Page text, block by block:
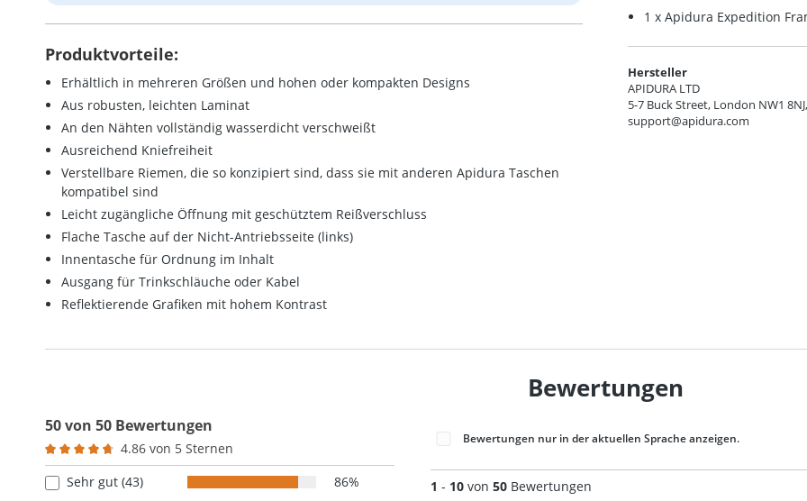
Produktvorteile:
Erhältlich in mehreren Größen und hohen oder kompakten Designs
Aus robusten, leichten Laminat
An den Nähten vollständig wasserdicht verschweißt
Ausreichend Kniefreiheit
Verstellbare Riemen, die so konzipiert sind, dass sie mit anderen Apidura Taschen
kompatibel sind
Leicht zugängliche Öffnung mit geschütztem Reißverschluss
Flache Tasche auf der Nicht-Antriebsseite (links)
Innentasche für Ordnung im Inhalt
Ausgang für Trinkschläuche oder Kabel
Reflektierende Grafiken mit hohem Kontrast
1 x Apidura Expedition
Hersteller
APIDURA LTD
5-7 Buck Street, London NW1
support@apidura.com
Bewertungen
50 von 50 Bewertungen
Durchschnittliche Bewertung von 4.8 von 5 Sternen
4.86 von 5 Sternen
Sehr gut (43)
86%
Bewertungen nur in der aktuellen Sprache anzeigen.
1 - 10 von 50 Bewertungen